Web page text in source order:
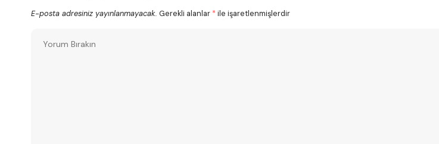
E-posta adresiniz yayınlanmayacak. Gerekli alanlar *ile işaretlenmişlerdir